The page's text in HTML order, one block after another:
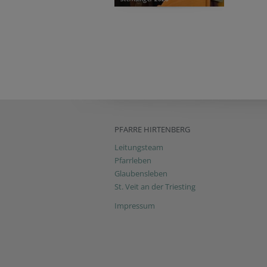
PFARRE HIRTENBERG
Leitungsteam
Pfarrleben
Glaubensleben
St. Veit an der Triesting
Impressum